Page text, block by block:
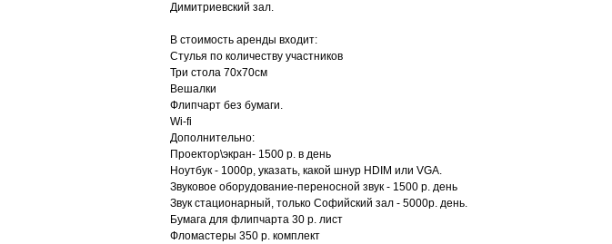
Димитриевский зал.
В стоимость аренды входит:
Стулья по количеству участников
Три стола 70х70см
Вешалки
Флипчарт без бумаги.
Wi-fi
Дополнительно:
Проектор\экран- 1500 р. в день
Ноутбук - 1000р, указать, какой шнур HDIM или VGA.
Звуковое оборудование-переносной звук - 1500 р. день
Звук стационарный, только Софийский зал - 5000р. день.
Бумага для флипчарта 30 р. лист
Фломастеры 350 р. комплект